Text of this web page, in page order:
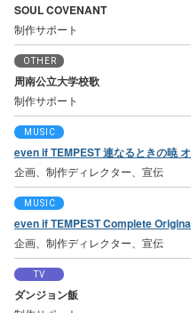
SOUL COVENANT
制作サポート
OTHER
周南公立大学校歌
制作サポート
MUSIC
even if TEMPEST 連なるときの暁
企画、制作ディレクター、宣伝
MUSIC
even if TEMPEST Complete
企画、制作ディレクター、宣伝
TV
ダンジョン飯